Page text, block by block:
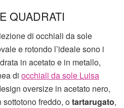
QUADRATI
di occhiali da sole
e rotondo l’ideale sono i
in acetato e in metallo,
di occhiali da sole Luisa
oversize in acetato nero,
freddo, otartarugato,